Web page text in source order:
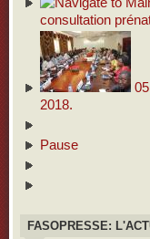
consultation
05
2018.
Pause
FASOPRESSE: